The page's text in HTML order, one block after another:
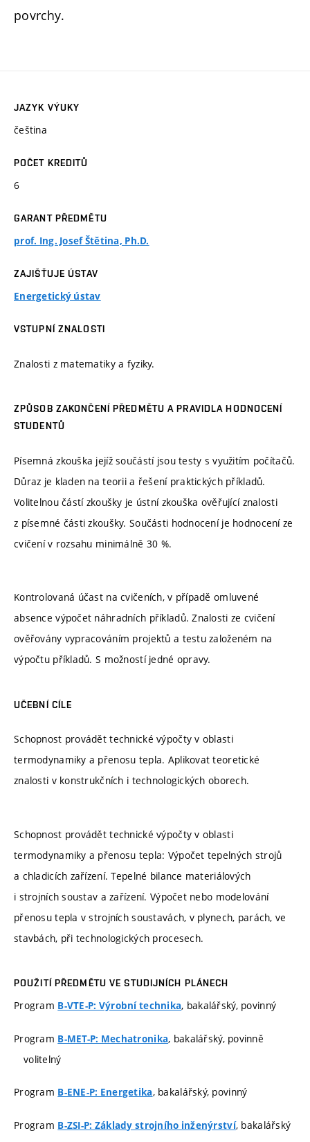
povrchy.
JAZYK VÝUKY
čeština
POČET KREDITŮ
6
GARANT PŘEDMĚTU
prof. Ing. Josef Štětina, Ph.D.
ZAJIŠŤUJE ÚSTAV
Energetický ústav
VSTUPNÍ ZNALOSTI
Znalosti z matematiky a fyziky.
ZPŮSOB ZAKONČENÍ PŘEDMĚTU A PRAVIDLA HODNOCENÍ
STUDENTŮ
Písemná zkouška jejíž součástí jsou testy s využitím počítačů.
Důraz je kladen na teorii a řešení praktických příkladů.
Volitelnou částí zkoušky je ústní zkouška ověřující znalosti
z písemné části zkoušky. Součásti hodnocení je hodnocení ze
cvičení v rozsahu minimálně 30 %.
Kontrolovaná účast na cvičeních, v případě omluvené
absence výpočet náhradních příkladů. Znalosti ze cvičení
ověřovány vypracováním projektů a testu založeném na
výpočtu příkladů. S možností jedné opravy.
UČEBNÍ CÍLE
Schopnost provádět technické výpočty v oblasti
termodynamiky a přenosu tepla. Aplikovat teoretické
znalosti v konstrukčních i technologických oborech.
Schopnost provádět technické výpočty v oblasti
termodynamiky a přenosu tepla: Výpočet tepelných strojů
a chladicích zařízení. Tepelné bilance materiálových
i strojních soustav a zařízení. Výpočet nebo modelování
přenosu tepla v strojních soustavách, v plynech, parách, ve
stavbách, při technologických procesech.
POUŽITÍ PŘEDMĚTU VE STUDIJNÍCH PLÁNECH
Program B-VTE-P: Výrobní technika, bakalářský, povinný
Program B-MET-P: Mechatronika, bakalářský, povinně
volitelný
Program B-ENE-P: Energetika, bakalářský, povinný
Program B-ZSI-P: Základy strojního inženýrství, bakalářský